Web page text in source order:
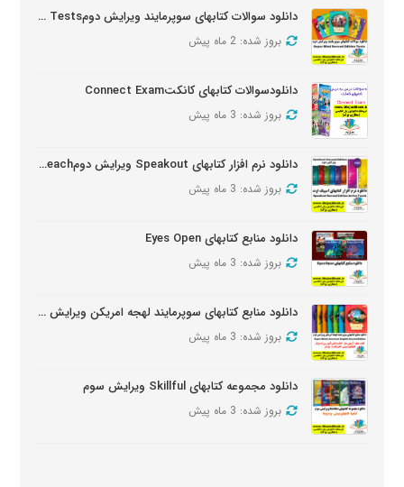
دانلود سوالات کتابهای سوپرمایند ویرایش دومSuper Mind Tests
بروز شده: 2 ماه پیش
دانلودسوالات کتابهای کانکتConnect Exam
بروز شده: 3 ماه پیش
دانلود نرم افزار کتابهای Speakout ویرایش دومSpeakout Active Teach
بروز شده: 3 ماه پیش
دانلود منابع کتابهای Eyes Open
بروز شده: 3 ماه پیش
دانلود منابع کتابهای سوپرمایند لهجه امریکن ویرایش دومSuper Minds American Second Edition
بروز شده: 3 ماه پیش
دانلود مجموعه کتابهای Skillful ویرایش سوم
بروز شده: 3 ماه پیش